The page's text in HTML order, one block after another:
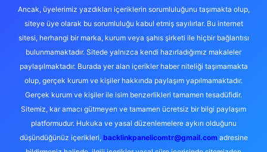
Ancak, üyelerimiz yazdıkları içeriklerin sorumluluğunu taşımakta olup,
siteye üye olarak bu sorumluluğu kabul etmiş sayılırlar. Bu internet
sitesi, herhangi bir marka, kurum veya şahıs şirketi ile hiçbir bağlantısı
bulunmamaktadır. Sitede yalnızca kendi hazırladığımız makaleler
paylaşılmaktadır. Burada yer alan içerikler haber niteliği taşımamakta
olup, gerçek kurum ve kişiler hakkında paylaşım yapılmamaktadır.
Gerçek kurum ve kişiler ile isim benzerlikleri tamamen tesadüfidir.
Sitemiz, kar amacı gütmeyen ve tamamen ücretsiz bir bilgi paylaşım
platformudur. Hukuka ve yasal düzenlemelere aykırı olduğunu
düşündüğünüz içerikleri, backlinkpanelicomtr@gmail.comadresine